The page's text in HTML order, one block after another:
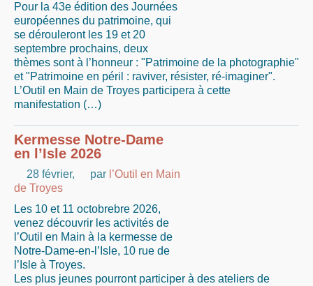
Pour la 43e édition des Journées
européennes du patrimoine, qui
se dérouleront les 19 et 20
septembre prochains, deux
thèmes sont à l’honneur : "Patrimoine de la photographie"
et "Patrimoine en péril : raviver, résister, ré-imaginer".
L’Outil en Main de Troyes participera à cette
manifestation (…)
Kermesse Notre-Dame
en l’Isle 2026
28 février, par l’Outil en Main
de Troyes
Les 10 et 11 octobrebre 2026,
venez découvrir les activités de
l’Outil en Main à la kermesse de
Notre-Dame-en-l’Isle, 10 rue de
l’Isle à Troyes.
Les plus jeunes pourront participer à des ateliers de